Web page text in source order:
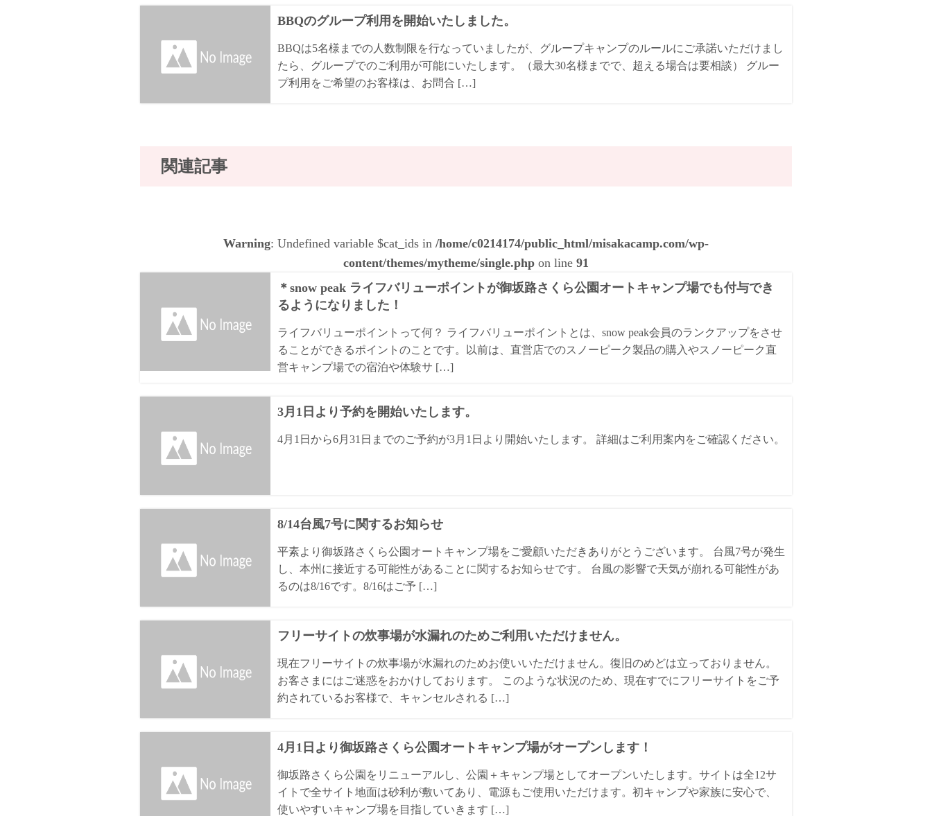
BBQのグループ利用を開始いたしました。
BBQは5名様までの人数制限を行なっていましたが、グループキャンプのルールにご承諾いただけまし
たら、グループでのご利用が可能にいたします。（最大30名様までで、超える場合は要相談） グルー
プ利用をご希望のお客様は、お問合 […]
関連記事
Warning: Undefined variable $cat_ids in /home/c0214174/public_html/misakacamp.com/wp-
content/themes/mytheme/single.phpon line 91
＊snow peak ライフバリューポイントが御坂路さくら公園オートキャンプ場でも付与でき
るようになりました！
ライフバリューポイントって何？ ライフバリューポイントとは、snow peak会員のランクアップをさせ
ることができるポイントのことです。以前は、直営店でのスノーピーク製品の購入やスノーピーク直
営キャンプ場での宿泊や体験サ […]
3月1日より予約を開始いたします。
4月1日から6月31日までのご予約が3月1日より開始いたします。 詳細はご利用案内をご確認ください。
8/14台風7号に関するお知らせ
平素より御坂路さくら公園オートキャンプ場をご愛顧いただきありがとうございます。 台風7号が発生
し、本州に接近する可能性があることに関するお知らせです。 台風の影響で天気が崩れる可能性があ
るのは8/16です。8/16はご予 […]
フリーサイトの炊事場が水漏れのためご利用いただけません。
現在フリーサイトの炊事場が水漏れのためお使いいただけません。復旧のめどは立っておりません。
お客さまにはご迷惑をおかけしております。 このような状況のため、現在すでにフリーサイトをご予
約されているお客様で、キャンセルされる […]
4月1日より御坂路さくら公園オートキャンプ場がオープンします！
御坂路さくら公園をリニューアルし、公園＋キャンプ場としてオープンいたします。サイトは全12サ
イトで全サイト地面は砂利が敷いてあり、電源もご使用いただけます。初キャンプや家族に安心で、
使いやすいキャンプ場を目指していきます […]